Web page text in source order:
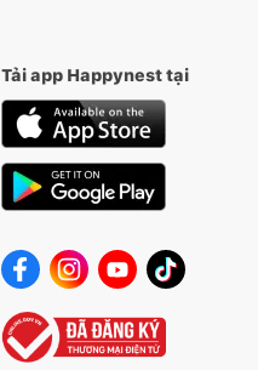
Tải app Happynest tại